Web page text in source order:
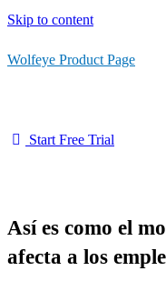
Skip to content
Wolfeye Product Page
Start Free Trial
Así es como el
afecta a los